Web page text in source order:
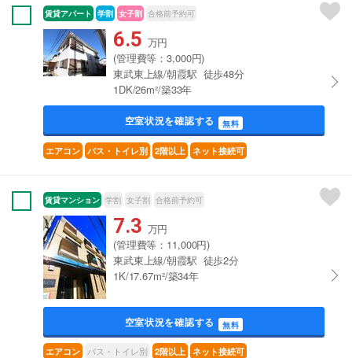
賃貸アパート 学割 女子割 合格前予約可
6.5 万円
(管理費等：3,000円)
東武東上線/朝霞駅 徒歩48分
1DK/26m²/築33年
空室状況を確認する 無料
エアコン バス・トイレ別 2階以上 ネット接続可
賃貸マンション 学割 女子割 合格前予約可
7.3 万円
(管理費等：11,000円)
東武東上線/朝霞駅 徒歩2分
1K/17.67m²/築34年
空室状況を確認する 無料
エアコン バス・トイレ別 2階以上 ネット接続可